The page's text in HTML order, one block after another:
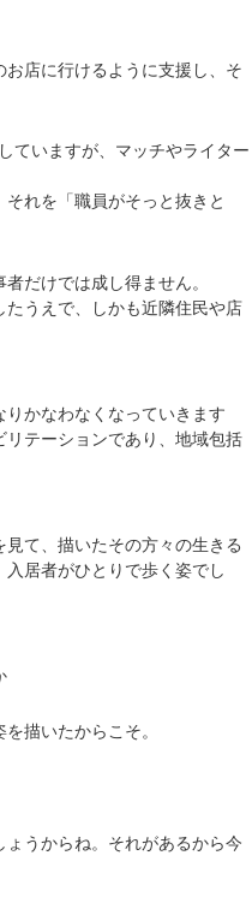
店に行けるように支援し、そ
ていますが、マッチやライター
れを「職員がそっと抜きと
だけでは成し得ません。
うえで、しかも近隣住民や店
かなわなくなっていきます
テーションであり、地域包括
て、描いたその方々の生きる
居者がひとりで歩く姿でし
描いたからこそ。
うからね。それがあるから今